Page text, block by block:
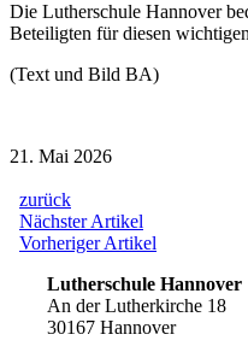
Die Lutherschule Hannover
Beteiligten für diesen
(Text und Bild BA)
21. Mai 2026
zurück
Beitragsnavigation
Nächster Artikel
Artikel:
Vorheriger Artikel
Lutherschule Hannover
An der Lutherkirche 18
30167 Hannover